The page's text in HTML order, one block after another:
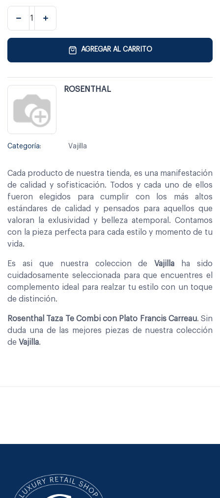
AGREGAR AL CARRITO
ROSENTHAL
Categoría: Vajilla
Cada producto de nuestra tienda, es una manifestación
de calidad y sofisticación. Todos y cada uno de ellos
fueron elegidos para cumplir con los más altos
estándares de calidad y pensados para aquellos que
valoran la exlusividad y belleza atemporal. Contamos
con la pieza perfecta para cada estilo y momento de tu
vida.
Es asi que nuestra coleccion deVajilla ha sido
cuidadosamente seleccionada para que encuentres el
complemento ideal para realzar tu estilo con un toque
de distinción.
Rosenthal Taza Te Combi con Plato Francis Carreau. Sin
duda una de las mejores piezas de nuestra colección
de Vajilla.